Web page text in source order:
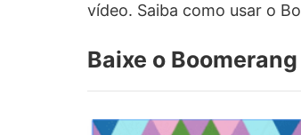
vídeo. Saiba como usar o
Baixe o Boomerang